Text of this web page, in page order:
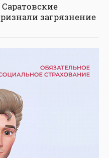
загрязнение